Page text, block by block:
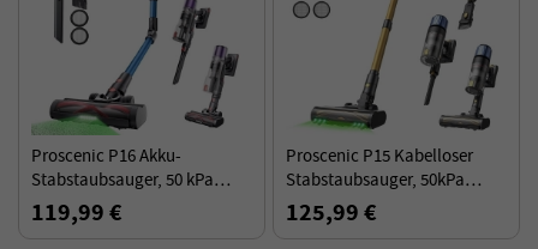
Proscenic P15 Kabelloser
Stabstaubsauger, 50kPa
580W Leistungsstarke
Saugkraft, 70min Laufzeit,
125,99 €
Ultenic U16 Flex Akku-
Staubsauger, 45000Pa
Saugkraft, 60min Laufzeit,
180° flexibler Stab – Schwarz
129,99 €